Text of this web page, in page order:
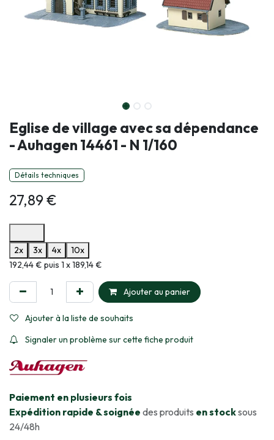
Eglise de village avec sa dépendance
- Auhagen 14461 - N 1/160
Détails techniques
27,89€
2x
3x 4x
10x
Informations sur le plan de paiement sélectionné
192,44 € puis 1 x 189,14 €
Ajouter au panier
Ajouter à la liste de souhaits
Signaler un problème sur cette fiche produit
​Paiement en plusieurs fois
Expédition rapide & soignée des produits en stocksous
24/48h